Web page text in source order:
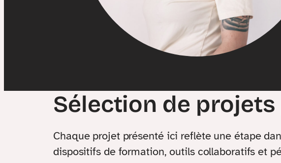
Sélection de
Chaque projet présenté ici reflète une étape
dispositifs de formation, outils collaboratifs et